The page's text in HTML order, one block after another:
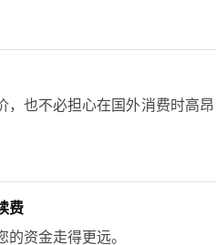
，也不必担心在国外消费时高昂
费
资金走得更远。